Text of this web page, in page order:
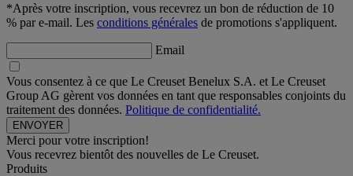
*Après votre inscription, vous recevrez un bon de réduction de 10
% par e-mail. Les conditions générales de promotions s'appliquent.
Email
Vous consentez à ce que Le Creuset Benelux S.A. et Le Creuset
Group AG gèrent vos données en tant que responsables conjoints du
traitement des données. Politique de confidentialité.
Merci pour votre inscription!
Vous recevrez bientôt des nouvelles de Le Creuset.
Produits